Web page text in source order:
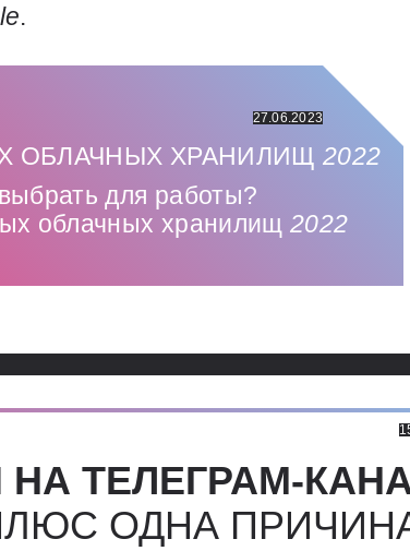
.
27.06.2023
ОБЛАЧНЫХ ХРАНИЛИЩ 2022
для работы?
облачных хранилищ 2022
ТЕЛЕГРАМ-
ОДНА